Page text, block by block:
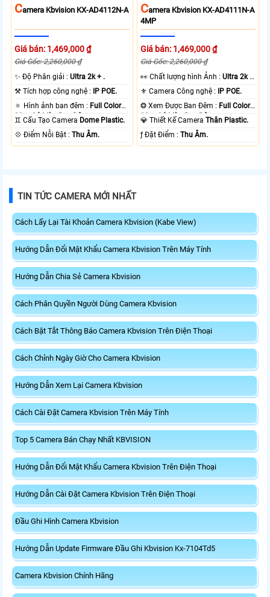
CAmera Kbvision KX-AD4112N-A
Giá bán: 1,469,000 ₫
Giá Gốc: 2,260,000 ₫
✨ Độ Phân giải :Ultra 2k + .
⚒ Tích hợp công nghệ : IP POE.
🔅 Hình ảnh ban đêm : Full Color
30m Có Màu Ban Ðêm.
♊ Cấu Tạo Camera Dome Plastic.
️💠 Điểm Nỗi Bật :Thu Âm.
CAmera Kbvision KX-AD4111N-A
4MP
Giá bán: 1,469,000 ₫
Giá Gốc: 2,260,000 ₫
️👀 Chất lượng hình Ảnh :Ultra 2k +
⚜️ Camera Công nghệ : IP POE.
❂ Xem Được Ban Đêm : Full Color
30m Có Màu Ban Ðêm.
💎 Thiết Kế CameraThân Plastic.
️ƒ Đặt Điểm :Thu Âm.
TIN TỨC CAMERA MỚI NHẤT
Cách Lấy Lại Tài Khoản Camera Kbvision (Kabe View)
Hướng Dẫn Đổi Mật Khẩu Camera Kbvision Trên Máy Tính
Hướng Dẫn Chia Sẻ Camera Kbvision
Cách Phân Quyền Người Dùng Camera Kbvision
Cách Bật Tắt Thông Báo Camera Kbvision Trên Điện Thoại
Cách Chỉnh Ngày Giờ Cho Camera Kbvision
Hướng Dẫn Xem Lại Camera Kbvision
Cách Cài Đặt Camera Kbvision Trên Máy Tính
Top 5 Camera Bán Chạy Nhất KBVISION
Hướng Dẫn Đổi Mật Khẩu Camera Kbvision Trên Điện Thoại
Hướng Dẫn Cài Đặt Camera Kbvision Trên Điện Thoại
Đầu Ghi Hình Camera Kbvision
Hướng Dẫn Update Firmware Đầu Ghi Kbvision Kx-7104Td5
Camera Kbvision Chính Hãng